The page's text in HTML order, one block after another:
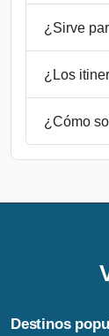
¿Sirve
¿Los
¿Cómo
Destinos